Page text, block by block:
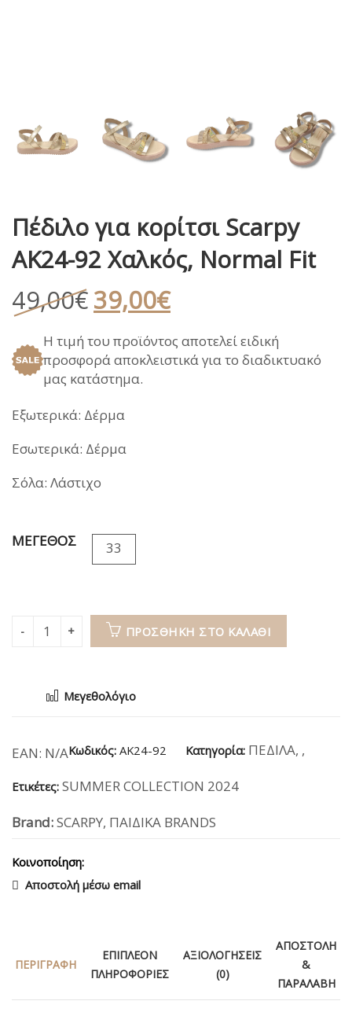
Πέδιλο για κορίτσι Scarpy
AK24-92 Χαλκός, Normal Fit
49,00€ Original
price
was:
49,00€.
39,00€Η
τρέχουσα
τιμή
είναι:
Η τιμή του προϊόντος αποτελεί ειδική
προσφορά αποκλειστικά για το διαδικτυακό
μας κατάστημα.
Εξωτερικά: Δέρμα
Εσωτερικά: Δέρμα
Σόλα: Λάστιχο
ΜΕΓΕΘΟΣ 33
ΠΡΟΣΘΉΚΗ ΣΤΟ ΚΑΛΆΘΙ
Μεγεθολόγιο
EAN: N/AΚωδικός: AK24-92 Κατηγορία: ΠΕΔΙΛΑ, ,
Ετικέτες: SUMMER COLLECTION 2024
Brand:SCARPY, ΠΑΙΔΙΚΑ BRANDS
Κοινοποίηση:
Αποστολή μέσω email
ΠΕΡΙΓΡΑΦΉ
ΕΠΙΠΛΈΟΝ
ΠΛΗΡΟΦΟΡΊΕΣ
ΑΞΙΟΛΟΓΉΣΕΙΣ
(0)
ΑΠΟΣΤΟΛΉ
&
ΠΑΡΑΛΑΒΉ